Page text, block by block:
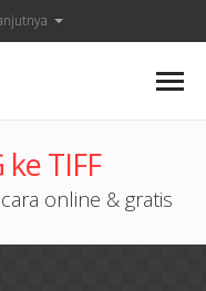
TIFF
online & gratis